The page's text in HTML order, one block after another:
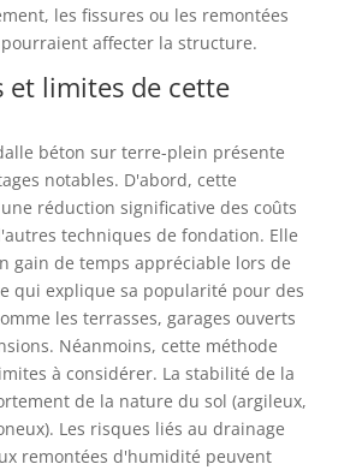
les fissures ou les remontées
affecter la structure.
et limites de cette
béton sur terre-plein présente
notables. D'abord, cette
réduction significative des coûts
techniques de fondation. Elle
gain de temps appréciable lors de
qui explique sa popularité pour des
les terrasses, garages ouverts
Néanmoins, cette méthode
à considérer. La stabilité de la
de la nature du sol (argileux,
Les risques liés au drainage
remontées d'humidité peuvent